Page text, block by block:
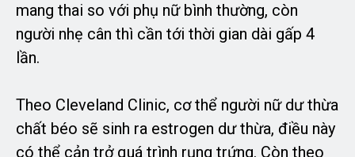
mang thai so với phụ nữ bình thường, còn
người nhẹ cân thì cần tới thời gian dài gấp 4
lần.
Theo Cleveland Clinic, cơ thể người nữ dư thừa
chất béo sẽ sinh ra estrogen dư thừa, điều này
có thể cản trở quá trình rụng trứng. Còn theo